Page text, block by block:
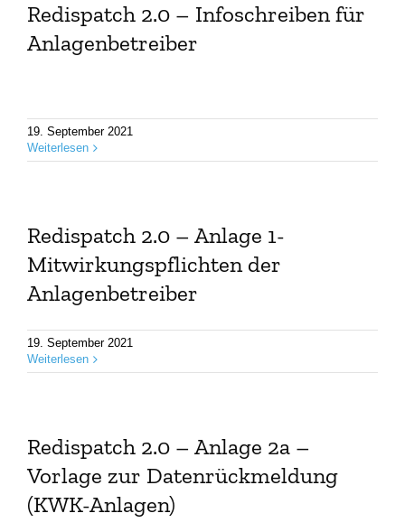
Redispatch 2.0 – Infoschreiben für
Anlagenbetreiber
19. September 2021
Weiterlesen
Redispatch 2.0 – Anlage 1-
Mitwirkungspflichten der
Anlagenbetreiber
19. September 2021
Weiterlesen
Redispatch 2.0 – Anlage 2a –
Vorlage zur Datenrückmeldung
(KWK-Anlagen)